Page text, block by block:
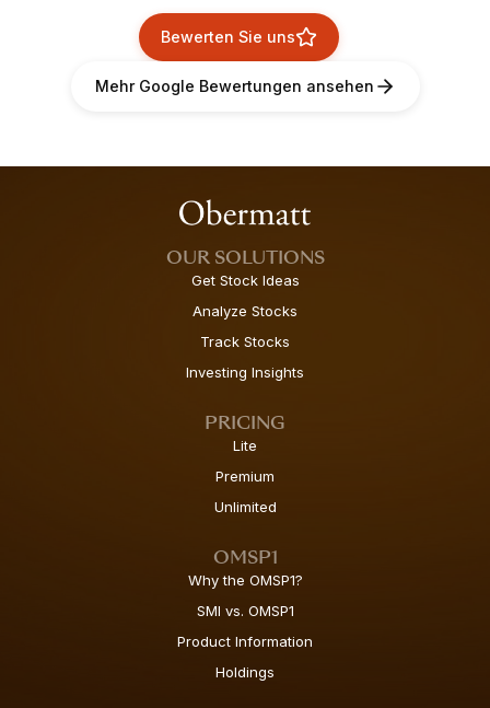
Bewerten Sie uns
Mehr Google Bewertungen ansehen
OUR SOLUTIONS
Get Stock Ideas
Analyze Stocks
Track Stocks
Investing Insights
PRICING
Lite
Premium
Unlimited
OMSP1
Why the OMSP1?
SMI vs. OMSP1
Product Information
Holdings